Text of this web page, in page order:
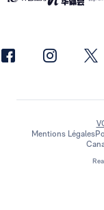
Mentions Légales